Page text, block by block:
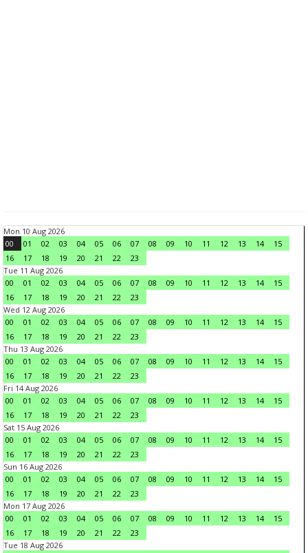
Mon 10 Aug 2026
00
01 02 03 04 05 06 07 08 09 10 11 12 13 14
15
16
17 18 19 20 21 22
23
Tue 11 Aug 2026
00
01 02 03 04 05 06 07 08 09 10 11 12 13 14
15
16
17 18 19 20 21 22
23
Wed 12 Aug 2026
00
01 02 03 04 05 06 07 08 09 10 11 12 13 14
15
16
17 18 19 20 21 22
23
Thu 13 Aug 2026
00
01 02 03 04 05 06 07 08 09 10 11 12 13 14
15
16
17 18 19 20 21 22
23
Fri 14 Aug 2026
00
01 02 03 04 05 06 07 08 09 10 11 12 13 14
15
16
17 18 19 20 21 22
23
Sat 15 Aug 2026
00
01 02 03 04 05 06 07 08 09 10 11 12 13 14
15
16
17 18 19 20 21 22
23
Sun 16 Aug 2026
00
01 02 03 04 05 06 07 08 09 10 11 12 13 14
15
16
17 18 19 20 21 22
23
Mon 17 Aug 2026
00
01 02 03 04 05 06 07 08 09 10 11 12 13 14
15
16
17 18 19 20 21 22
23
Tue 18 Aug 2026